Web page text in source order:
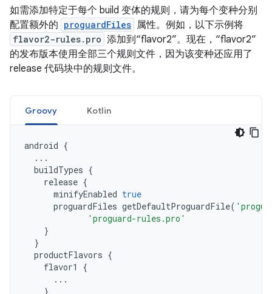
如需添加特定于每个 build 变体的规则，请为每个变种分别
配置额外的 proguardFiles 属性。例如，以下示例将
flavor2-rules.pro 添加到“flavor2”。现在，“flavor2”
的发布版本使用全部三个规则文件，因为该变种还应用了
release 代码块中的规则文件。
Groovy Kotlin
android {
...
buildTypes {
release {
minifyEnabled true
proguardFiles getDefaultProguardFile(
'proguard-rules.pro'
}
}
productFlavors {
flavor1
{
...
}